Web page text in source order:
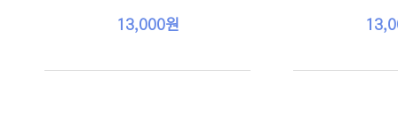
13,000원